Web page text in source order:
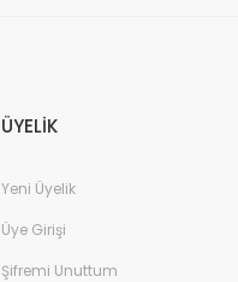
ÜYELİK
Yeni Üyelik
Üye Girişi
Şifremi Unuttum